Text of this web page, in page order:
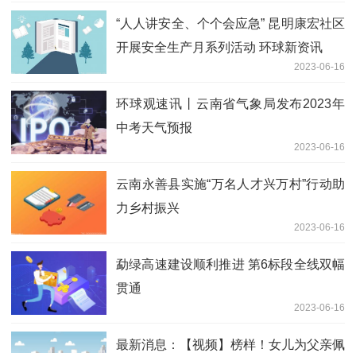
“人人讲安全、个个会应急” 昆明康宏社区
开展安全生产月系列活动 环球新资讯
2023-06-16
环球观速讯丨云南省气象局发布2023年
中考天气预报
2023-06-16
云南永善县实施“万名人才兴万村”行动助
力乡村振兴
2023-06-16
勐绿高速建设顺利推进 第6标段全线双幅
贯通
2023-06-16
最新消息：【视频】榜样！女儿为父亲佩